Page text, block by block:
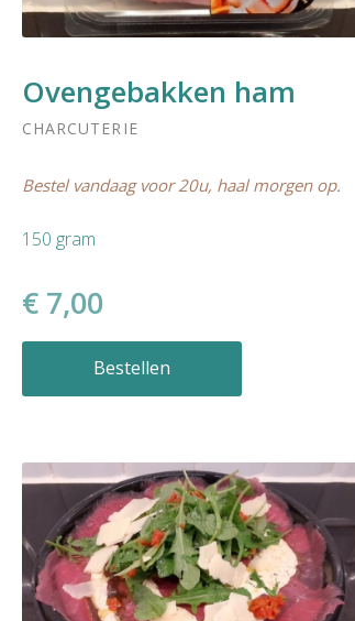
Ovengebakken ham
CHARCUTERIE
Bestel vandaag voor 20u, haal morgen op.
150 gram
€ 7,00
Bestellen